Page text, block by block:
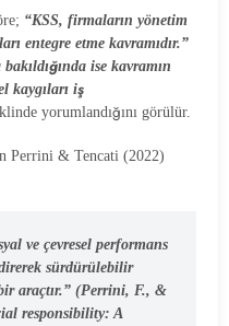
“KSS, firmaların yönetim
entegre etme kavramıdır.”
ise kavramın
kaygıları iş
yorumlandığını görülür.
Perrini & Tencati (2022)
ve çevresel performans
sürdürülebilir
araçtır.” (Perrini, F., &
responsibility: A